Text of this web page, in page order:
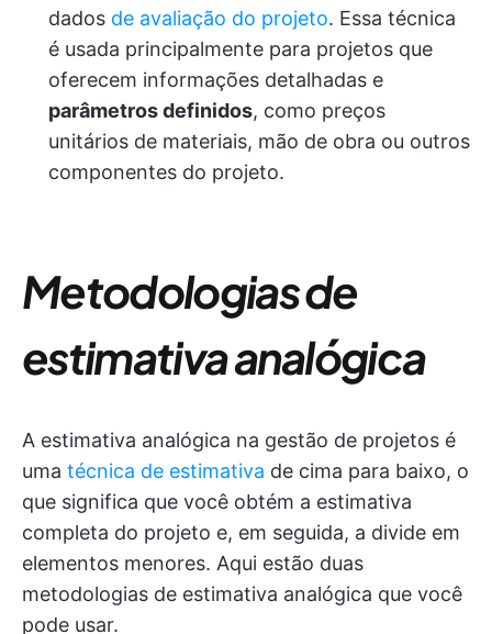
dados de avaliação do projeto. Essa técnica
é usada principalmente para projetos que
oferecem informações detalhadas e
parâmetros definidos, como preços
unitários de materiais, mão de obra ou outros
componentes do projeto.
Metodologias de
estimativa analógica
A estimativa analógica na gestão de projetos é
uma técnica de estimativa de cima para baixo, o
que significa que você obtém a estimativa
completa do projeto e, em seguida, a divide em
elementos menores. Aqui estão duas
metodologias de estimativa analógica que você
pode usar.